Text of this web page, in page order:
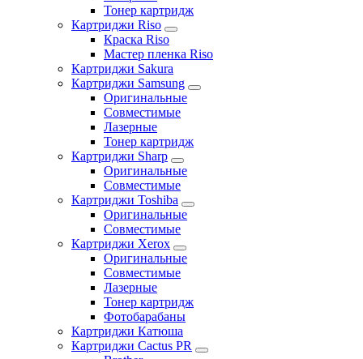
Тонер картридж
Картриджи Riso
Краска Riso
Мастер пленка Riso
Картриджи Sakura
Картриджи Samsung
Оригинальные
Совместимые
Лазерные
Тонер картридж
Картриджи Sharp
Оригинальные
Совместимые
Картриджи Toshiba
Оригинальные
Совместимые
Картриджи Xerox
Оригинальные
Совместимые
Лазерные
Тонер картридж
Фотобарабаны
Картриджи Катюша
Картриджи Cactus PR